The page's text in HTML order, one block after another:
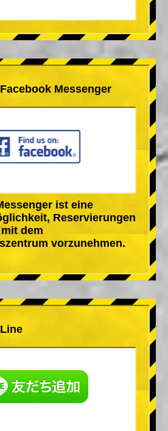
Messenger
ist eine
Reservierungen
dem
vorzunehmen.